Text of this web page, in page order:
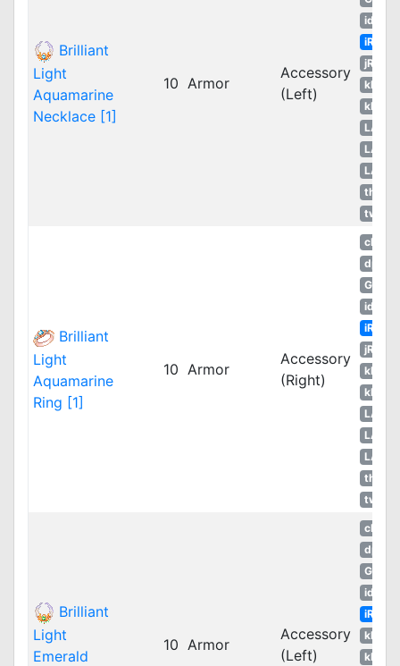
Brilliant
Light
Aquamarine
Necklace [1]
10 Armor
Accessory
(Left)
idRO
iRO
jRO
kROM
kROS
thROG
twRO
Brilliant
Light
Aquamarine
Ring [1]
10 Armor
Accessory
(Right)
cRO
dpRO
GGH
idRO
iRO
jRO
kROM
kROS
thROG
twRO
Brilliant
Light
Emerald
10 Armor
Accessory
(Left)
cRO
dpRO
GGH
idRO
iRO
kROM
kROS